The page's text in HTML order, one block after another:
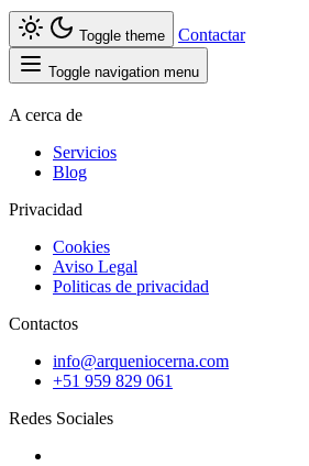
Toggle theme Contactar
Toggle navigation menu
A cerca de
Servicios
Blog
Privacidad
Cookies
Aviso Legal
Politicas de privacidad
Contactos
info@arqueniocerna.com
+51 959 829 061
Redes Sociales